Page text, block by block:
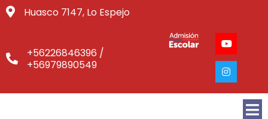
Huasco 7147, Lo Espejo
+56226846396 /
+56979890549